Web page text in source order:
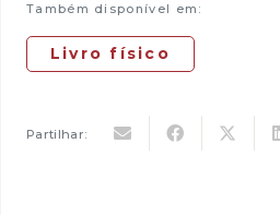
Também disponível em:
Livro físico
Partilhar: